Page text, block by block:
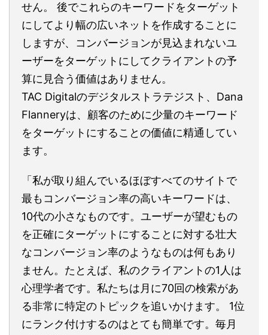
せん。 後でこれらのキーワードをターゲット
にしてより幅の広いネットを作成することに
しますが、コンバージョンが見込まれないユ
ーザーをターゲットにしてクライアントの予
算に見合う価値はありません。
TAC Digitalのデジタルストラテジスト、Dana
Flanneryは、顧客のために少量のキーワード
をターゲットにすることの価値に精通してい
ます。
「私が取り組んでいるほぼすべてのサイトで
最もコンバージョン率の高いキーワードは、
10代の小さなものです。ユーザーが望むもの
を正確にターゲットにすることに対する壮大
なコンバージョン率のようなものは何もあり
ません。たとえば、私のクライアントの1人は
心理学者です。私たちは月に70回の検索があ
る非常に特定のトピックを追いかけます。 1位
にランク付けするのはとても簡単です。毎月